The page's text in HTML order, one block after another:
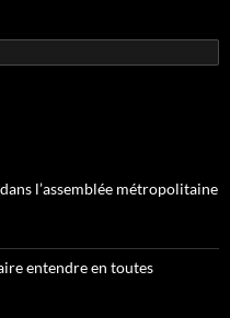
l’assemblée métropolitaine
entendre en toutes